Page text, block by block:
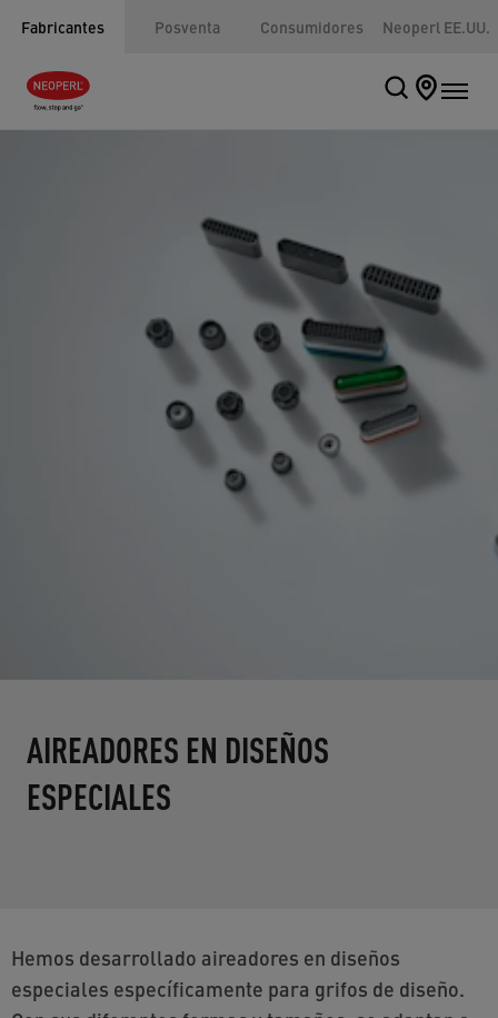
Fabricantes Posventa Consumidores Neoperl EE.UU.
AIREADORES EN DISEÑOS
ESPECIALES
Hemos desarrollado aireadores en diseños
especiales específicamente para grifos de diseño.